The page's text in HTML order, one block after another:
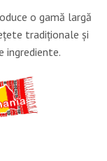
o gamă largă
tradiţionale şi
ingrediente.